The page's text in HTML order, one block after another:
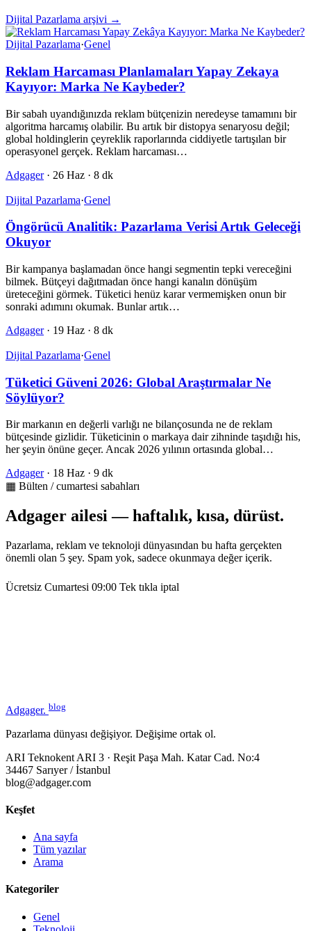
Dijital Pazarlama arşivi →
Dijital Pazarlama·Genel
Reklam Harcaması Planlamaları Yapay Zekaya
Kayıyor: Marka Ne Kaybeder?
Bir sabah uyandığınızda reklam bütçenizin neredeyse tamamını bir
algoritma harcamış olabilir. Bu artık bir distopya senaryosu değil;
global holdinglerin çeyreklik raporlarında ciddiyetle tartışılan bir
operasyonel gerçek. Reklam harcaması…
Adgager · 26 Haz · 8 dk
Dijital Pazarlama·Genel
Öngörücü Analitik: Pazarlama Verisi Artık Geleceği
Okuyor
Bir kampanya başlamadan önce hangi segmentin tepki vereceğini
bilmek. Bütçeyi dağıtmadan önce hangi kanalın dönüşüm
üreteceğini görmek. Tüketici henüz karar vermemişken onun bir
sonraki adımını okumak. Bunlar artık…
Adgager · 19 Haz · 8 dk
Dijital Pazarlama·Genel
Tüketici Güveni 2026: Global Araştırmalar Ne
Söylüyor?
Bir markanın en değerli varlığı ne bilançosunda ne de reklam
bütçesinde gizlidir. Tüketicinin o markaya dair zihninde taşıdığı his,
her şeyin önüne geçer. Ancak 2026 yılının ortasında global…
Adgager · 18 Haz · 9 dk
▦ Bülten / cumartesi sabahları
Adgager ailesi — haftalık, kısa, dürüst.
Pazarlama, reklam ve teknoloji dünyasından bu hafta gerçekten
önemli olan 5 şey. Spam yok, sadece okunmaya değer içerik.
Ücretsiz Cumartesi 09:00 Tek tıkla iptal
Adgager. blog
Pazarlama dünyası değişiyor. Değişime ortak ol.
ARI Teknokent ARI 3 · Reşit Paşa Mah. Katar Cad. No:4
34467 Sarıyer / İstanbul
blog@adgager.com
Keşfet
Ana sayfa
Tüm yazılar
Arama
Kategoriler
Genel